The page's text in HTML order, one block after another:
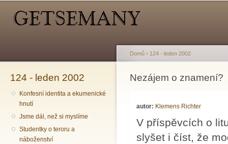
124 - leden 2002
Konfesní identita a ekumenické
hnutí
Jsme dál, než si myslíme
Studentky o teroru a
náboženství
Jste zde
Domů › 124 - leden 2002
Nezájem o znamení?
autor: Klemens Richter
V příspěvcích o
slyšet i číst, že